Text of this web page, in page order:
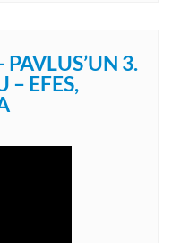
PAVLUS’UN 3.
– EFES,